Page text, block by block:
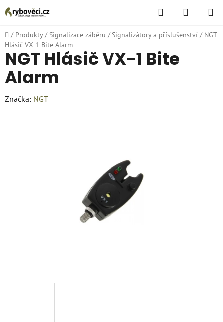
Přejít
na
obsah
Hledat
KOŠÍK
Domů
/ Produkty / Signalizace záběru / Signalizátory a příslušenství / NGT
Hlásič VX-1 Bite Alarm
NGT Hlásič VX-1 Bite
Alarm
Značka: NGT